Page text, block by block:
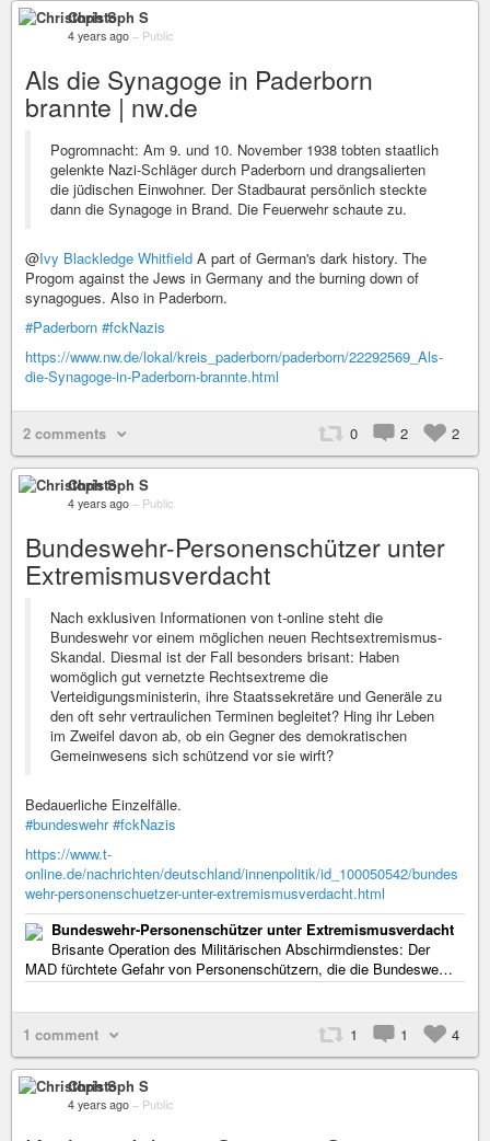
Christoph S
4 years ago – Public
Als die Synagoge in Paderborn
brannte | nw.de
Pogromnacht: Am 9. und 10. November 1938 tobten staatlich
gelenkte Nazi-Schläger durch Paderborn und drangsalierten
die jüdischen Einwohner. Der Stadbaurat persönlich steckte
dann die Synagoge in Brand. Die Feuerwehr schaute zu.
@Ivy Blackledge Whitfield A part of German's dark history. The
Progom against the Jews in Germany and the burning down of
synagogues. Also in Paderborn.
#Paderborn #fckNazis
https://www.nw.de/lokal/kreis_paderborn/paderborn/22292569_Als-
die-Synagoge-in-Paderborn-brannte.html
2 comments 0 2 2
Christoph S
4 years ago – Public
Bundeswehr-Personenschützer unter
Extremismusverdacht
Nach exklusiven Informationen von t-online steht die
Bundeswehr vor einem möglichen neuen Rechtsextremismus-
Skandal. Diesmal ist der Fall besonders brisant: Haben
womöglich gut vernetzte Rechtsextreme die
Verteidigungsministerin, ihre Staatssekretäre und Generäle zu
den oft sehr vertraulichen Terminen begleitet? Hing ihr Leben
im Zweifel davon ab, ob ein Gegner des demokratischen
Gemeinwesens sich schützend vor sie wirft?
Bedauerliche Einzelfälle.
#bundeswehr #fckNazis
https://www.t-
online.de/nachrichten/deutschland/innenpolitik/id_100050542/bundes
wehr-personenschuetzer-unter-extremismusverdacht.html
Bundeswehr-Personenschützer unter Extremismusverdacht
Brisante Operation des Militärischen Abschirmdienstes: Der
MAD fürchtete Gefahr von Personenschützern, die die Bundeswe…
1 comment 1 1 4
Christoph S
4 years ago – Public